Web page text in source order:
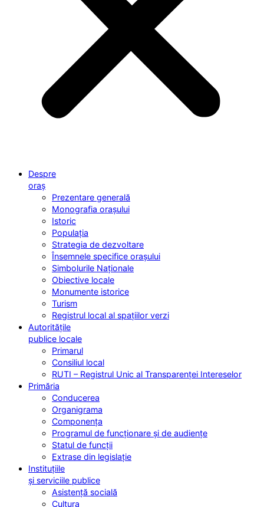
Despre
oraș
Prezentare generală
Monografia orașului
Istoric
Populația
Strategia de dezvoltare
Însemnele specifice orașului
Simbolurile Naționale
Obiective locale
Monumente istorice
Turism
Registrul local al spațiilor verzi
Autoritățile
publice locale
Primarul
Consiliul local
RUTI – Registrul Unic al Transparenței Intereselor
Primăria
Conducerea
Organigrama
Componența
Programul de funcționare și de audiențe
Statul de funcții
Extrase din legislație
Instituțiile
și serviciile publice
Asistență socială
Cultura